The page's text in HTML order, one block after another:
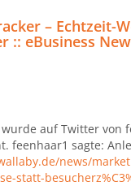
– Echtzeit-
:: eBusiness
auf Twitter von
feenhaar1 sagte:
news/
statt-